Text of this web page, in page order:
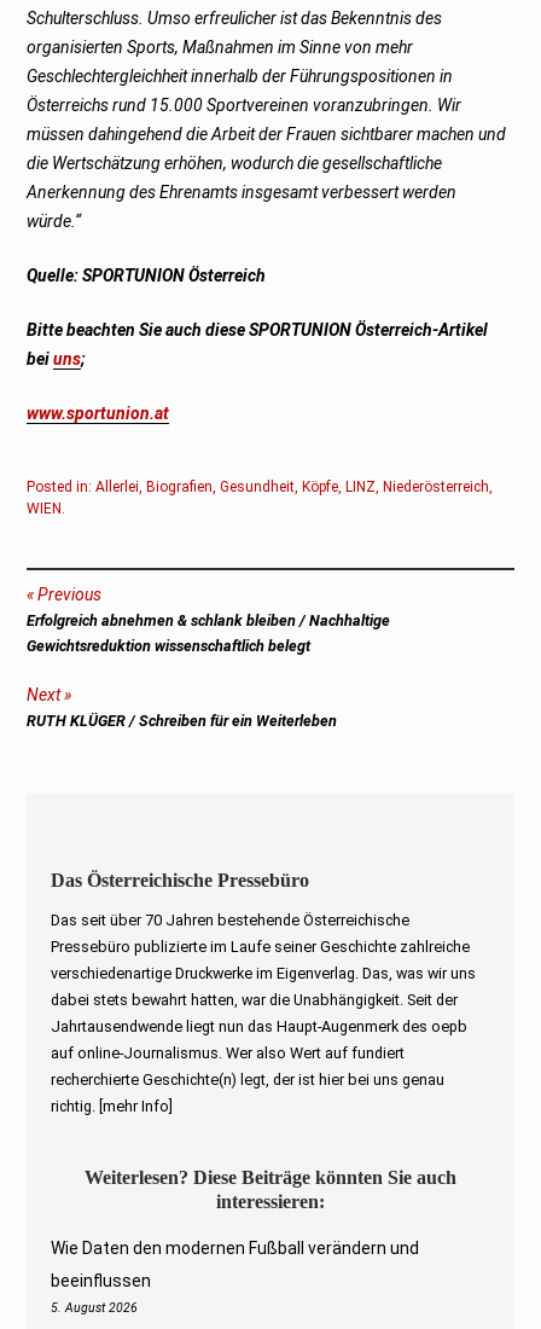
Schulterschluss. Umso erfreulicher ist das Bekenntnis des
organisierten Sports, Maßnahmen im Sinne von mehr
Geschlechtergleichheit innerhalb der Führungspositionen in
Österreichs rund 15.000 Sportvereinen voranzubringen. Wir
müssen dahingehend die Arbeit der Frauen sichtbarer machen und
die Wertschätzung erhöhen, wodurch die gesellschaftliche
Anerkennung des Ehrenamts insgesamt verbessert werden
würde.“
Quelle: SPORTUNION Österreich
Bitte beachten Sie auch diese SPORTUNION Österreich-Artikel
beiuns;
www.sportunion.at
Posted in:Allerlei,Biografien,Gesundheit,Köpfe,LINZ,Niederösterreich,
WIEN.
Beitragsnavigation
Previous
Previous
post:
Erfolgreich abnehmen & schlank bleiben / Nachhaltige
Gewichtsreduktion wissenschaftlich belegt
Next
Next
RUTH KLÜGER / Schreiben für ein Weiterleben
Das Österreichische Pressebüro
Das seit über 70 Jahren bestehende Österreichische
Pressebüro publizierte im Laufe seiner Geschichte zahlreiche
verschiedenartige Druckwerke im Eigenverlag. Das, was wir uns
dabei stets bewahrt hatten, war die Unabhängigkeit. Seit der
Jahrtausendwende liegt nun das Haupt-Augenmerk des oepb
auf online-Journalismus. Wer also Wert auf fundiert
recherchierte Geschichte(n) legt, der ist hier bei uns genau
richtig.
[mehr Info]
Weiterlesen? Diese Beiträge könnten Sie auch
interessieren:
Wie Daten den modernen Fußball verändern und
beeinflussen
5. August 2026